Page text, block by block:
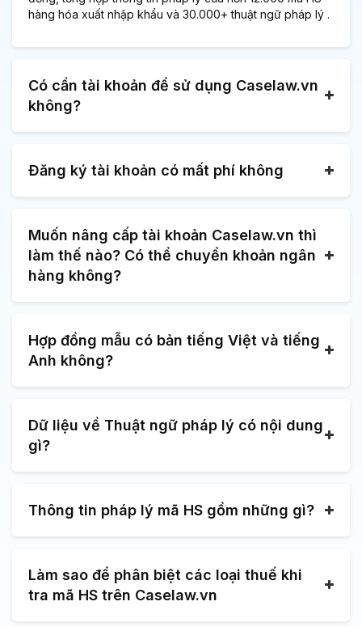
hàng hóa xuất nhập khẩu và 30.000+ thuật ngữ pháp lý .
Có cần tài khoản để sử dụng Caselaw.vn
không?
Đăng ký tài khoản có mất phí không
Muốn nâng cấp tài khoản Caselaw.vn thì
làm thế nào? Có thể chuyển khoản ngân
hàng không?
Hợp đồng mẫu có bản tiếng Việt và tiếng
Anh không?
Dữ liệu về Thuật ngữ pháp lý có nội dung
gì?
Thông tin pháp lý mã HS gồm những gì?
Làm sao để phân biệt các loại thuế khi
tra mã HS trên Caselaw.vn